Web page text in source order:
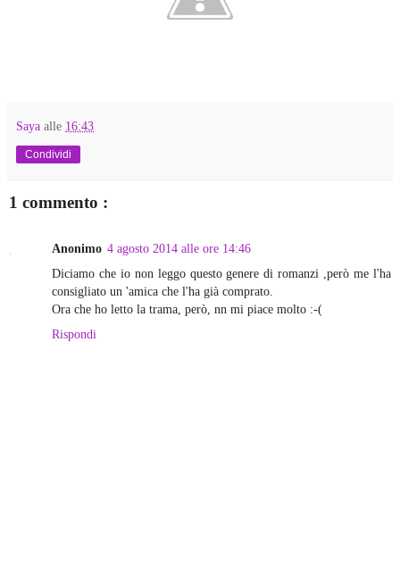
Saya alle 16:43
Condividi
1 commento :
Anonimo 4 agosto 2014 alle ore 14:46
Diciamo che io non leggo questo genere di romanzi ,però me l'ha
consigliato un 'amica che l'ha già comprato.
Ora che ho letto la trama, però, nn mi piace molto :-(
Rispondi